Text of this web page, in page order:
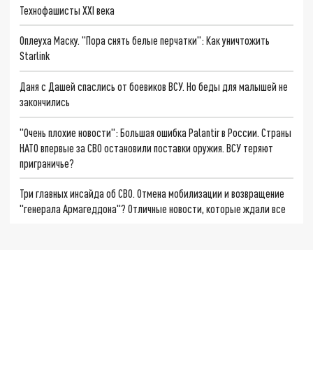
Технофашисты XXI века
Оплеуха Маску. "Пора снять белые перчатки": Как уничтожить
Starlink
Даня с Дашей спаслись от боевиков ВСУ. Но беды для малышей не
закончились
"Очень плохие новости": Большая ошибка Palantir в России. Страны
НАТО впервые за СВО остановили поставки оружия. ВСУ теряют
приграничье?
Три главных инсайда об СВО. Отмена мобилизации и возвращение
"генерала Армагеддона"? Отличные новости, которые ждали все